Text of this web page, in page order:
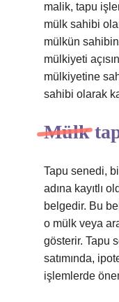
malik, tapu
mülk sahibi
mülkün
mülkiyeti
mülkiyetine
sahibi olarak
Mülk
Tapu senedi,
adına kayıtlı
belgedir. Bu
o mülk veya
gösterir. Tapu
satımında,
işlemlerde